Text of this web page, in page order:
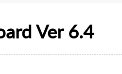
Ver 6.4